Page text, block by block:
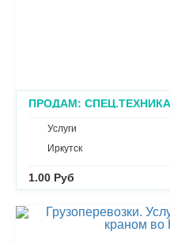
ПРОДАМ:
Услуги
Иркутск
1.00 Руб